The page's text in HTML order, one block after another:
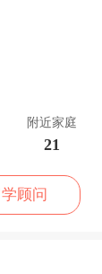
附近家庭
21
顾问